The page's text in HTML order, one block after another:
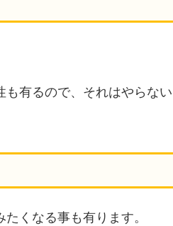
有るので、それはやらない
くなる事も有ります。